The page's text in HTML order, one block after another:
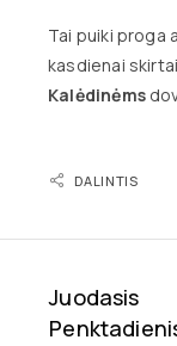
Tai puiki proga
kasdienai
Kalėdinėms
DALINTIS
Juodasis